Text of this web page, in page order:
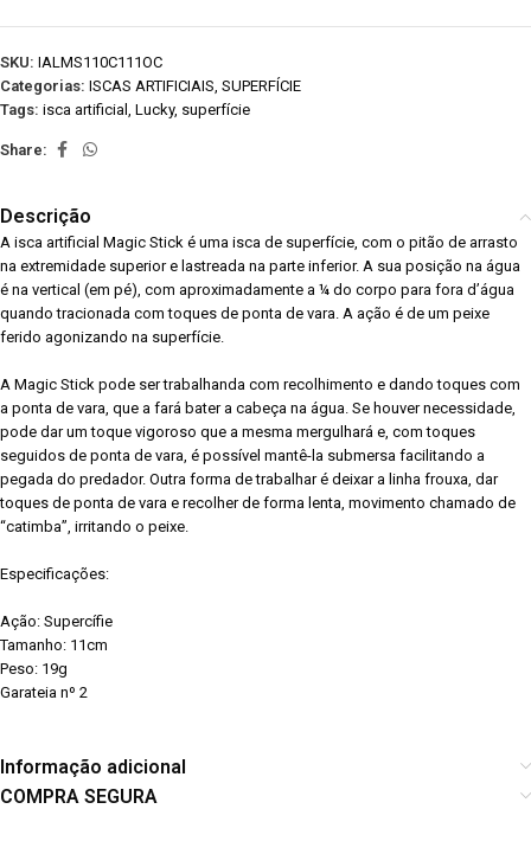
SKU: IALMS110C111OC
Categorias: ISCAS ARTIFICIAIS, SUPERFÍCIE
Tags: isca artificial , Lucky, superfície
Share:
Descrição
A isca artificial Magic Stick é uma isca de superfície, com o pitão de arrasto
na extremidade superior e lastreada na parte inferior. A sua posição na água
é na vertical (em pé), com aproximadamente a ¼ do corpo para fora d’água
quando tracionada com toques de ponta de vara. A ação é de um peixe
ferido agonizando na superfície.
A Magic Stick pode ser trabalhanda com recolhimento e dando toques com
a ponta de vara, que a fará bater a cabeça na água. Se houver necessidade,
pode dar um toque vigoroso que a mesma mergulhará e, com toques
seguidos de ponta de vara, é possível mantê-la submersa facilitando a
pegada do predador. Outra forma de trabalhar é deixar a linha frouxa, dar
toques de ponta de vara e recolher de forma lenta, movimento chamado de
“catimba”, irritando o peixe.
Especificações:
Ação: Supercífie
Tamanho: 11cm
Peso: 19g
Garateia nº 2
Informação adicional
COMPRA SEGURA